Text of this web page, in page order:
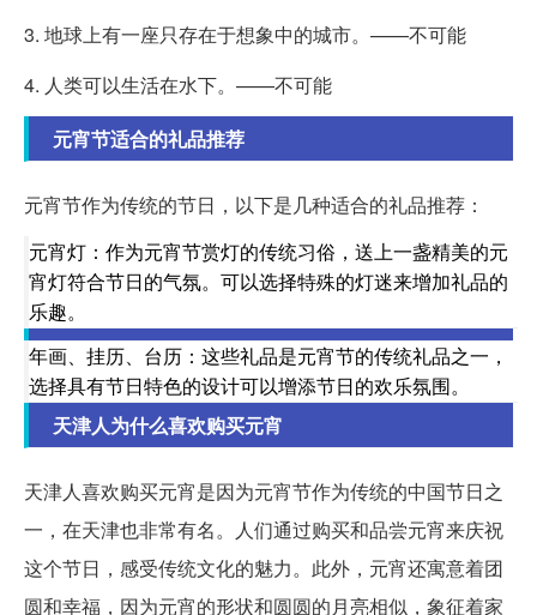
3. 地球上有一座只存在于想象中的城市。——不可能
4. 人类可以生活在水下。——不可能
元宵节适合的礼品推荐
元宵节作为传统的节日，以下是几种适合的礼品推荐：
元宵灯：作为元宵节赏灯的传统习俗，送上一盏精美的元
宵灯符合节日的气氛。可以选择特殊的灯迷来增加礼品的
乐趣。
年画、挂历、台历：这些礼品是元宵节的传统礼品之一，
选择具有节日特色的设计可以增添节日的欢乐氛围。
天津人为什么喜欢购买元宵
天津人喜欢购买元宵是因为元宵节作为传统的中国节日之
一，在天津也非常有名。人们通过购买和品尝元宵来庆祝
这个节日，感受传统文化的魅力。此外，元宵还寓意着团
圆和幸福，因为元宵的形状和圆圆的月亮相似，象征着家